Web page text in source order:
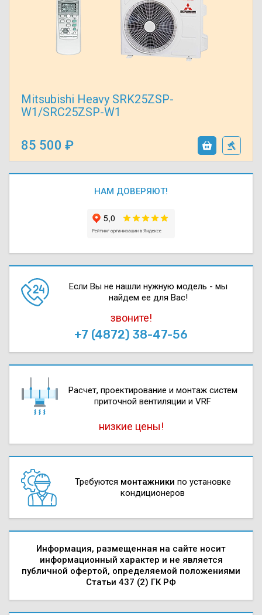
Mitsubishi Heavy SRK25ZSP-
W1/SRC25ZSP-W1
85 500
НАМ ДОВЕРЯЮТ!
Если Вы не нашли нужную модель - мы
найдем ее для Вас!
звоните!
+7 (4872) 38-47-56
Расчет, проектирова­ние и монтаж систем
приточной вентиляции и VRF
низкие цены!
Требуются монтажники по установке
кондиционеров
Информация, размещенная на сайте носит
информационный характер и не является
публичной офертой, определяемой положениями
Статьи 437 (2) ГК РФ